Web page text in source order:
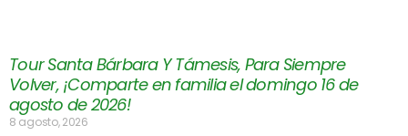
Tour Santa Bárbara Y Támesis, Para Siempre
Volver, ¡Comparte en familia el domingo 16 de
agosto de 2026!
8 agosto, 2026